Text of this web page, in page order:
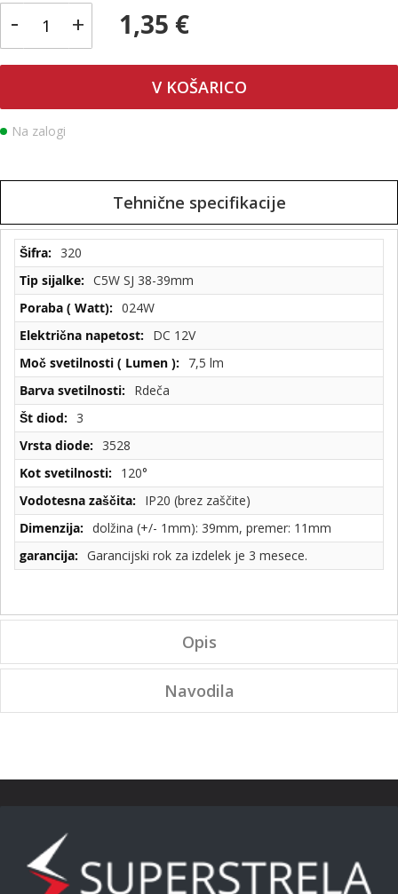
- + 1,35 €
V KOŠARICO
Na zalogi
Tehnične specifikacije
Tehnične
specifikacije
320
C5W SJ 38-39mm
024W
DC 12V
7,5 lm
Rdeča
3
3528
120°
IP20 (brez zaščite)
dolžina (+/- 1mm): 39mm, premer: 11mm
Garancijski rok za izdelek je 3 mesece.
Opis
Navodila